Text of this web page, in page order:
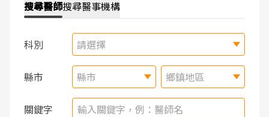
搜尋醫師搜尋醫事機構
科別 請選擇
縣市 縣市 鄉鎮地區
關鍵字